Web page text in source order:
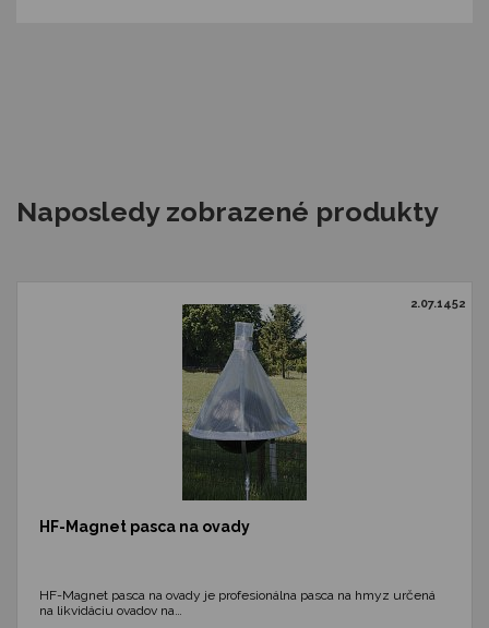
Naposledy zobrazené produkty
2.07.1452
HF-Magnet pasca na ovady
HF-Magnet pasca na ovady je profesionálna pasca na hmyz určená
na likvidáciu ovadov na…